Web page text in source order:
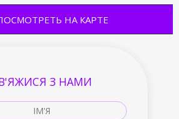
З НАМИ
НА КАРТЕ